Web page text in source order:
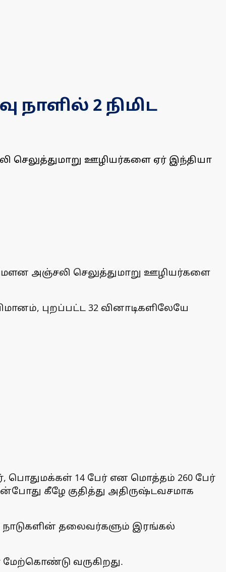
நாளில் 2 நிமிட
செலுத்துமாறு ஊழியர்களை ஏர் இந்தியா
மௌன அஞ்சலி செலுத்துமாறு ஊழியர்களை
புறப்பட்ட 32 வினாடிகளிலேயே
பொதுமக்கள் 14 பேர் என மொத்தம் 260 பேர்
கீழே குதித்து அதிருஷ்டவசமாக
நாடுகளின் தலைவர்களும் இரங்கல்
வருகிறது.